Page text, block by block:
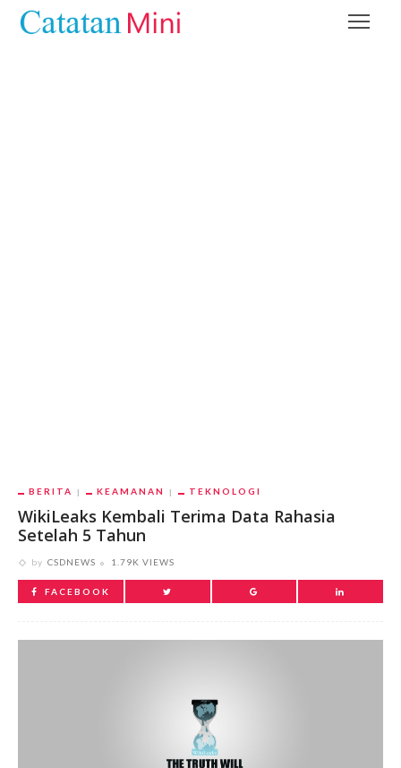
BERITA KEAMANAN TEKNOLOGI
WikiLeaks Kembali Terima Data Rahasia
Setelah 5 Tahun
by CSDNEWS 1.79K VIEWS
FACEBOOK